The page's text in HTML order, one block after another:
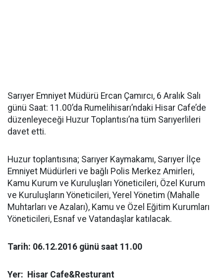
Sarıyer Emniyet Müdürü Ercan Çamırcı, 6 Aralık Salı
günü Saat: 11.00’da Rumelihisarı’ndaki Hisar Cafe’de
düzenleyeceği Huzur Toplantısı’na tüm Sarıyerlileri
davet etti.
Huzur toplantısına; Sarıyer Kaymakamı, Sarıyer İlçe
Emniyet Müdürleri ve bağlı Polis Merkez Amirleri,
Kamu Kurum ve Kuruluşları Yöneticileri, Özel Kurum
ve Kuruluşların Yöneticileri, Yerel Yönetim (Mahalle
Muhtarları ve Azaları), Kamu ve Özel Eğitim Kurumları
Yöneticileri, Esnaf ve Vatandaşlar katılacak.
Tarih: 06.12.2016 günü saat 11.00
Yer: Hisar Cafe&Resturant